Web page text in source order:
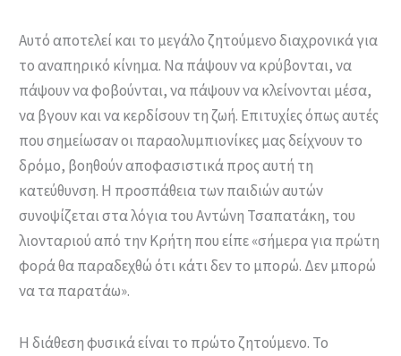
Αυτό αποτελεί και το μεγάλο ζητούμενο διαχρονικά για
το αναπηρικό κίνημα. Να πάψουν να κρύβονται, να
πάψουν να φοβούνται, να πάψουν να κλείνονται μέσα,
να βγουν και να κερδίσουν τη ζωή. Επιτυχίες όπως αυτές
που σημείωσαν οι παραολυμπιονίκες μας δείχνουν το
δρόμο, βοηθούν αποφασιστικά προς αυτή τη
κατεύθυνση. Η προσπάθεια των παιδιών αυτών
συνοψίζεται στα λόγια του Αντώνη Τσαπατάκη, του
λιονταριού από την Κρήτη που είπε «σήμερα για πρώτη
φορά θα παραδεχθώ ότι κάτι δεν το μπορώ. Δεν μπορώ
να τα παρατάω».
Η διάθεση φυσικά είναι το πρώτο ζητούμενο. Το